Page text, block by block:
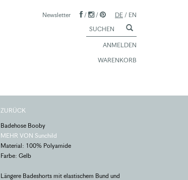
Newsletter / / DE / EN
ANMELDEN
WARENKORB
ZURÜCK
Badehose Booby
MEHR VON Sunchild
Material: 100% Polyamide
Farbe: Gelb
Längere Badeshorts mit elastischem Bund und